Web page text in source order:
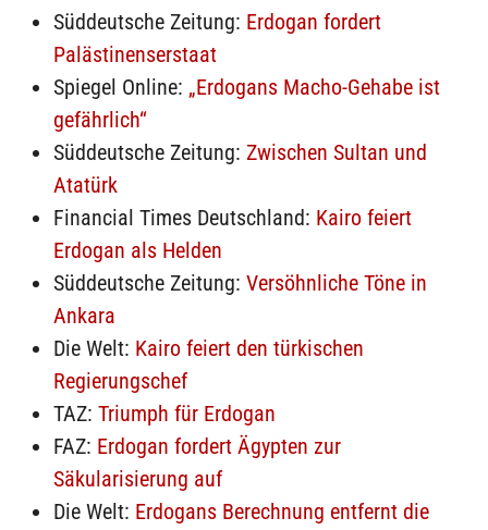
Süddeutsche Zeitung: Erdogan fordert
Palästinenserstaat
Spiegel Online: „Erdogans Macho-Gehabe ist
gefährlich“
Süddeutsche Zeitung: Zwischen Sultan und
Atatürk
Financial Times Deutschland: Kairo feiert
Erdogan als Helden
Süddeutsche Zeitung: Versöhnliche Töne in
Ankara
Die Welt: Kairo feiert den türkischen
Regierungschef
TAZ: Triumph für Erdogan
FAZ: Erdogan fordert Ägypten zur
Säkularisierung auf
Die Welt: Erdogans Berechnung entfernt die